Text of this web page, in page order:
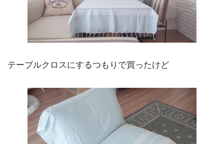
テーブルクロスにするつもりで買ったけど